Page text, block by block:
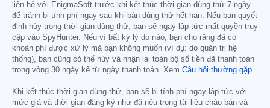
liên hệ với EnigmaSoft trước khi kết thúc thời gian dùng thử 7 ngày
để tránh bị tính phí ngay sau khi bản dùng thử hết hạn. Nếu bạn quyết
định hủy trong thời gian dùng thử, bạn sẽ ngay lập tức mất quyền truy
cập vào SpyHunter. Nếu vì bất kỳ lý do nào, bạn cho rằng đã có
khoản phí được xử lý mà bạn không muốn (ví dụ: do quản trị hệ
thống), bạn cũng có thể hủy và nhận lại toàn bộ số tiền đã thanh toán
trong vòng 30 ngày kể từ ngày thanh toán. Xem Câu hỏi thường gặp.
Khi kết thúc thời gian dùng thử, bạn sẽ bị tính phí ngay lập tức với
mức giá và thời gian đăng ký như đã nêu trong tài liệu chào bán và